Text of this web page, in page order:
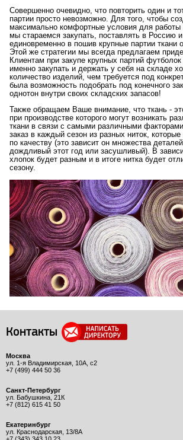
Совершенно очевидно, что повторить один и
партии просто невозможно. Для того, чтобы
максимально комфортные условия для
мы стараемся закупать, поставлять в Россию и
единовременно в пошив крупные партии ткани
Этой же стратегии мы всегда предлагаем
Клиентам при закупе крупных партий
именно закупать и держать у себя на складе
количество изделий, чем требуется под
была возможность подобрать под конечного
однотон внутри своих складских запасов!
Также обращаем Ваше внимание, что ткань -
при производстве которого могут возникать
ткани в связи с самыми различными
заказ в каждый сезон из разных ниток, которые
по качеству (это зависит он множества
дождливый этот год или засушливый). В
хлопок будет разным и в итоге нитка будет
сезону.
Контакты
Москва
ул. 1-я Владимирская, 10А, с2
+7 (499) 444 50 36
Санкт-Петербург
ул. Бабушкина, 21К
+7 (812) 615 41 50
Екатеринбург
ул. Краснодарская, 13/8А